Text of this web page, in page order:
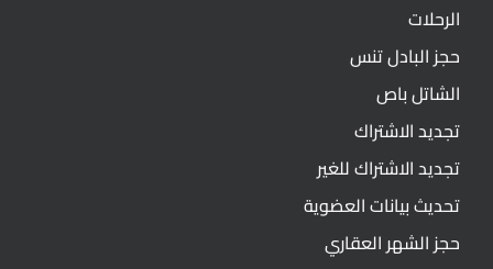
الرحلات
حجز البادل تنس
الشاتل باص
تجديد الاشتراك
تجديد الاشتراك للغير
تحديث بيانات العضوية
حجز الشهر العقاري